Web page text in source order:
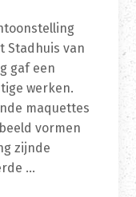
Stadhuis van
gaf een
werken.
maquettes
vormen
zijnde
…